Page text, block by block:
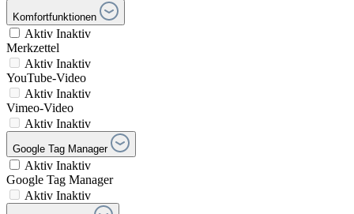
Komfortfunktionen
Aktiv Inaktiv
Merkzettel
Aktiv Inaktiv
YouTube-Video
Aktiv Inaktiv
Vimeo-Video
Aktiv Inaktiv
Google Tag Manager
Aktiv Inaktiv
Google Tag Manager
Aktiv Inaktiv